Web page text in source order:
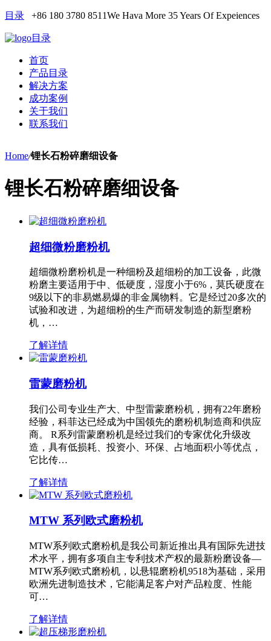
目录 +86 180 3780 8511We Hava More 35 Years Of Expeiences
目录
首页
产品目录
解决方案
成功案例
关于我们
联系我们
Home/锂长石粉碎磨细设备
锂长石粉碎磨细设备
超细微粉磨粉机
超细微粉磨粉机是一种细粉及超细粉的加工设备，此微
粉磨主要适用于中、低硬度，湿度小于6%，莫氏硬度在
9级以下的非易燃易爆的非金属物料。它是经过20多次的
试验和改进，为超细粉的生产而研发制造的新型磨粉
机，…
了解详情
雷蒙磨粉机
我们公司专业生产大、中型雷蒙磨粉机，拥有22年磨粉
经验，科菲达已经成为中国领先的磨粉机制造商和供应
商。 R系列雷蒙磨粉机是经过我们的专家优化升级改
造，具有低损耗、投资小、环保、占地面积小等优点，
它比传…
了解详情
MTW 系列欧式磨粉机
MTW系列欧式磨粉机是我公司新近推出具有国际先进技
术水平，拥有多项自主专利技术产权的最新粉磨设备—
MTW系列欧式磨粉机，以悬辊磨粉机9518为基础，采用
欧洲先进制造技术，它能满足客户对产品粒度、性能
可…
了解详情